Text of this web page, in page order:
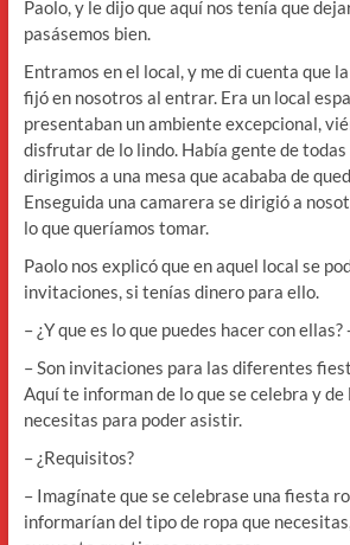
Paolo, y le dijo que aquí nos tenía que
pasásemos bien.
Entramos en el local, y me di cuenta que
fijó en nosotros al entrar. Era un local
presentaban un ambiente excepcional,
disfrutar de lo lindo. Había gente de todas
dirigimos a una mesa que acababa de
Enseguida una camarera se dirigió a
lo que queríamos tomar.
Paolo nos explicó que en aquel local se
invitaciones, si tenías dinero para ello.
– ¿Y que es lo que puedes hacer con
– Son invitaciones para las diferentes
Aquí te informan de lo que se celebra y
necesitas para poder asistir.
– ¿Requisitos?
– Imagínate que se celebrase una fiesta
informarían del tipo de ropa que